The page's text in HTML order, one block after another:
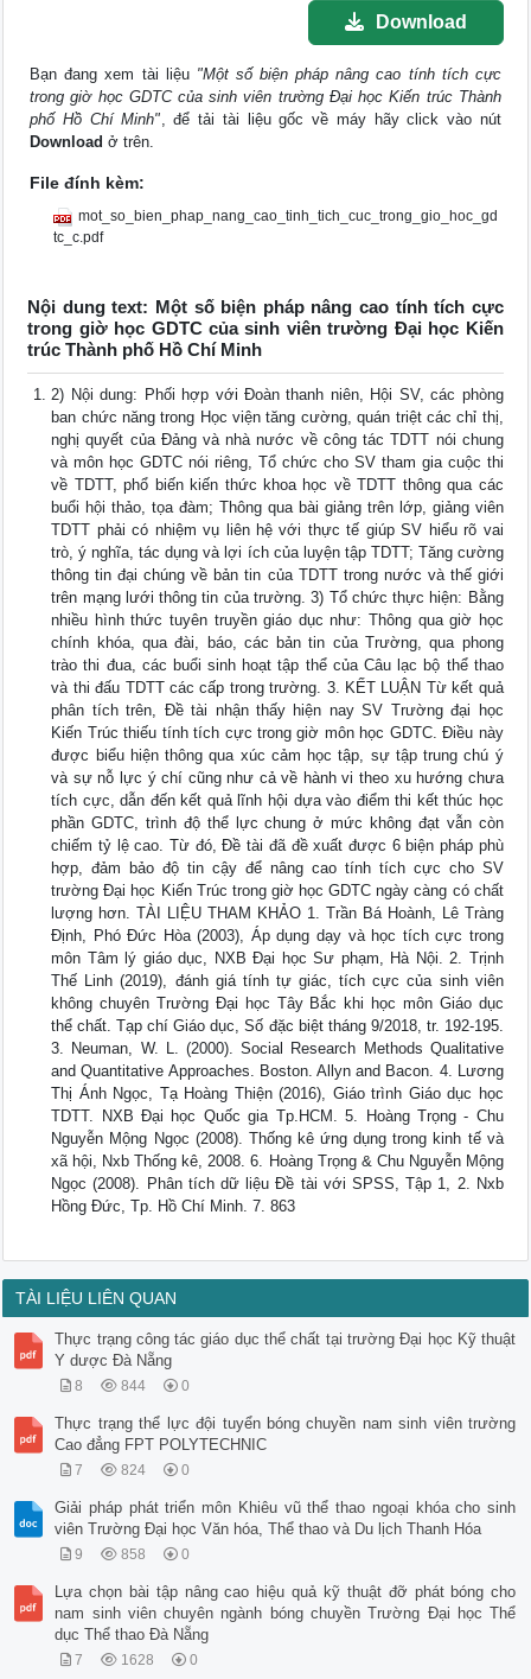
Download
Bạn đang xem tài liệu "Một số biện pháp nâng cao tính tích cực
trong giờ học GDTC của sinh viên trường Đại học Kiến trúc Thành
phố Hồ Chí Minh", để tải tài liệu gốc về máy hãy click vào nút
Download ở trên.
File đính kèm:
mot_so_bien_phap_nang_cao_tinh_tich_cuc_trong_gio_hoc_gd
tc_c.pdf
Nội dung text: Một số biện pháp nâng cao tính tích cực
trong giờ học GDTC của sinh viên trường Đại học Kiến
trúc Thành phố Hồ Chí Minh
2) Nội dung: Phối hợp với Đoàn thanh niên, Hội SV, các phòng
ban chức năng trong Học viện tăng cường, quán triệt các chỉ thị,
nghị quyết của Đảng và nhà nước về công tác TDTT nói chung
và môn học GDTC nói riêng, Tổ chức cho SV tham gia cuộc thi
về TDTT, phổ biến kiến thức khoa học về TDTT thông qua các
buổi hội thảo, tọa đàm; Thông qua bài giảng trên lớp, giảng viên
TDTT phải có nhiệm vụ liên hệ với thực tế giúp SV hiểu rõ vai
trò, ý nghĩa, tác dụng và lợi ích của luyện tập TDTT; Tăng cường
thông tin đại chúng về bản tin của TDTT trong nước và thế giới
trên mạng lưới thông tin của trường. 3) Tổ chức thực hiện: Bằng
nhiều hình thức tuyên truyền giáo dục như: Thông qua giờ học
chính khóa, qua đài, báo, các bản tin của Trường, qua phong
trào thi đua, các buổi sinh hoạt tập thể của Câu lạc bộ thể thao
và thi đấu TDTT các cấp trong trường. 3. KẾT LUẬN Từ kết quả
phân tích trên, Đề tài nhận thấy hiện nay SV Trường đại học
Kiến Trúc thiếu tính tích cực trong giờ môn học GDTC. Điều này
được biểu hiện thông qua xúc cảm học tập, sự tập trung chú ý
và sự nỗ lực ý chí cũng như cả về hành vi theo xu hướng chưa
tích cực, dẫn đến kết quả lĩnh hội dựa vào điểm thi kết thúc học
phần GDTC, trình độ thể lực chung ở mức không đạt vẫn còn
chiếm tỷ lệ cao. Từ đó, Đề tài đã đề xuất được 6 biện pháp phù
hợp, đảm bảo độ tin cậy để nâng cao tính tích cực cho SV
trường Đại học Kiến Trúc trong giờ học GDTC ngày càng có chất
lượng hơn. TÀI LIỆU THAM KHẢO 1. Trần Bá Hoành, Lê Tràng
Định, Phó Đức Hòa (2003), Áp dụng dạy và học tích cực trong
môn Tâm lý giáo dục, NXB Đại học Sư phạm, Hà Nội. 2. Trịnh
Thế Linh (2019), đánh giá tính tự giác, tích cực của sinh viên
không chuyên Trường Đại học Tây Bắc khi học môn Giáo dục
thể chất. Tạp chí Giáo dục, Số đặc biệt tháng 9/2018, tr. 192-195.
3. Neuman, W. L. (2000). Social Research Methods Qualitative
and Quantitative Approaches. Boston. Allyn and Bacon. 4. Lương
Thị Ánh Ngọc, Tạ Hoàng Thiện (2016), Giáo trình Giáo dục học
TDTT. NXB Đại học Quốc gia Tp.HCM. 5. Hoàng Trọng - Chu
Nguyễn Mộng Ngọc (2008). Thống kê ứng dụng trong kinh tế và
xã hội, Nxb Thống kê, 2008. 6. Hoàng Trọng & Chu Nguyễn Mộng
Ngọc (2008). Phân tích dữ liệu Đề tài với SPSS, Tập 1, 2. Nxb
Hồng Đức, Tp. Hồ Chí Minh. 7. 863
TÀI LIỆU LIÊN QUAN
Thực trạng công tác giáo dục thể chất tại trường Đại học Kỹ thuật
Y dược Đà Nẵng
8 844 0
Thực trạng thể lực đội tuyển bóng chuyền nam sinh viên trường
Cao đẳng FPT POLYTECHNIC
7 824 0
Giải pháp phát triển môn Khiêu vũ thể thao ngoại khóa cho sinh
viên Trường Đại học Văn hóa, Thể thao và Du lịch Thanh Hóa
9 858 0
Lựa chọn bài tập nâng cao hiệu quả kỹ thuật đỡ phát bóng cho
nam sinh viên chuyên ngành bóng chuyền Trường Đại học Thể
dục Thể thao Đà Nẵng
7 1628 0